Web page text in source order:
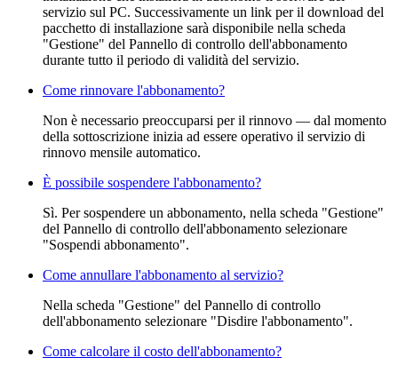
servizio sul PC. Successivamente un link per il download del
pacchetto di installazione sarà disponibile nella scheda
"Gestione" del Pannello di controllo dell'abbonamento
durante tutto il periodo di validità del servizio.
Come rinnovare l'abbonamento?
Non è necessario preoccuparsi per il rinnovo — dal momento
della sottoscrizione inizia ad essere operativo il servizio di
rinnovo mensile automatico.
È possibile sospendere l'abbonamento?
Sì. Per sospendere un abbonamento, nella scheda "Gestione"
del Pannello di controllo dell'abbonamento selezionare
"Sospendi abbonamento".
Come annullare l'abbonamento al servizio?
Nella scheda "Gestione" del Pannello di controllo
dell'abbonamento selezionare "Disdire l'abbonamento".
Come calcolare il costo dell'abbonamento?